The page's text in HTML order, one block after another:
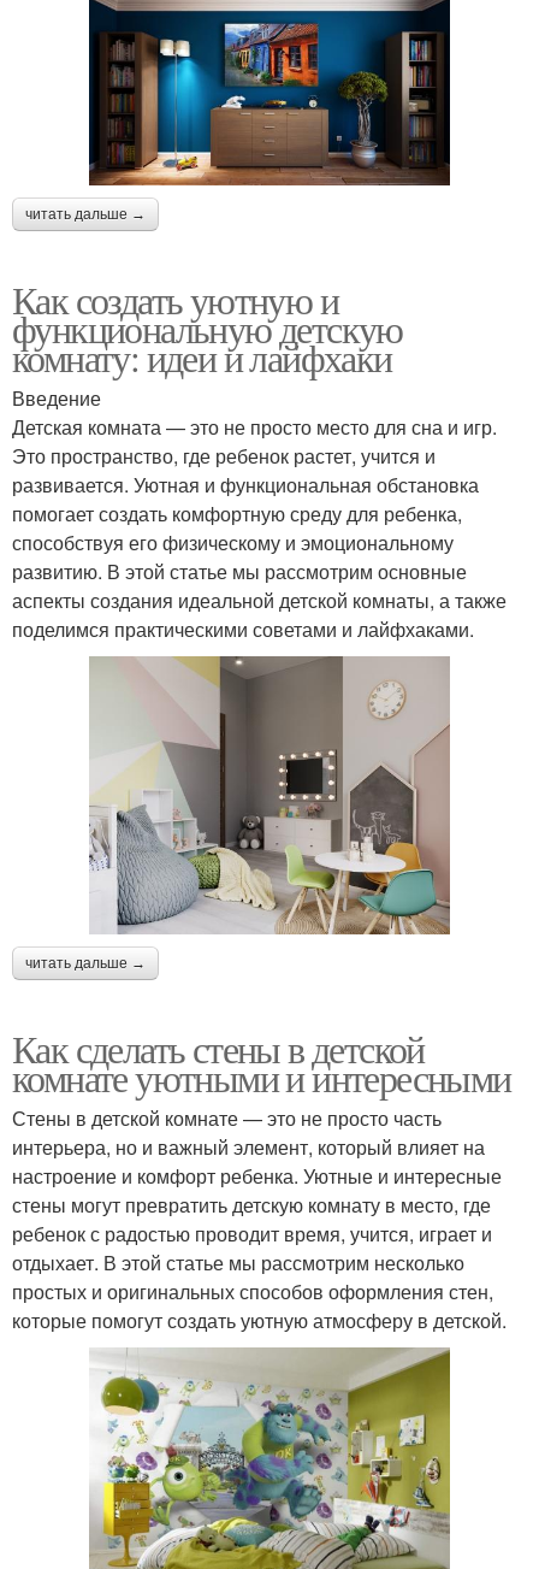
читать дальше →
Как создать уютную и
функциональную детскую
комнату: идеи и лайфхаки
Введение
Детская комната — это не просто место для сна и игр.
Это пространство, где ребенок растет, учится и
развивается. Уютная и функциональная обстановка
помогает создать комфортную среду для ребенка,
способствуя его физическому и эмоциональному
развитию. В этой статье мы рассмотрим основные
аспекты создания идеальной детской комнаты, а также
поделимся практическими советами и лайфхаками.
читать дальше →
Как сделать стены в детской
комнате уютными и интересными
Стены в детской комнате — это не просто часть
интерьера, но и важный элемент, который влияет на
настроение и комфорт ребенка. Уютные и интересные
стены могут превратить детскую комнату в место, где
ребенок с радостью проводит время, учится, играет и
отдыхает. В этой статье мы рассмотрим несколько
простых и оригинальных способов оформления стен,
которые помогут создать уютную атмосферу в детской.